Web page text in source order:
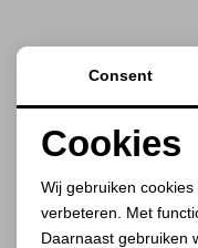
Analytische
Consent
Cookies
Wij gebruiken
verbeteren. Met
Daarnaast gebruiken